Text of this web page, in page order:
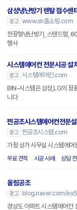
삼성냉난방기 렌탈 접수센
광고 www.sh홈쇼핑.com
천장형냉난방기, 스탠드형,
행사
시스템에어컨 전문시공 설
광고 시스템에어컨.com
BIN-시스템은 삼성,LG의 정
니다
찐공조시스템에어컨전문설
광고 찐공조시스템.com
가정 상가 사무실 시스템에어
무료 견적 시공 사례 상담
올림공조
광고
blog.naver.com/
경상도 아파트 시스템에어컨